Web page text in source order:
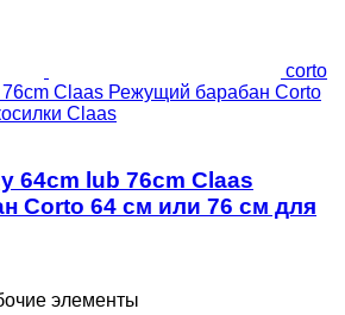
corto
Claas Режущий барабан Corto
Claas
64cm lub 76cm Claas
Corto 64 см или 76 см для
элементы